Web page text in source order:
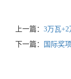
上一篇： 3万瓦
下一篇：
国际奖